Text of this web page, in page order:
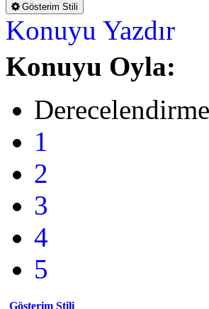
Gösterim Stili
Konuyu Yazdır
Konuyu Oyla:
1
2
3
4
5
Gösterim Stili